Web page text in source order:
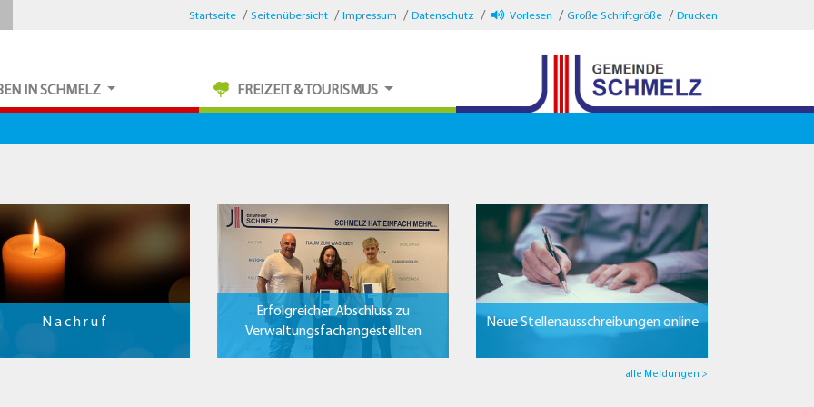
Startseite Seitenübersicht Impressum Datenschutz Vorlesen Große Schriftgröße Drucken
IN SCHMELZ FREIZEIT & TOURISMUS
N a c h r u f
Erfolgreicher Abschluss zu
Verwaltungsfachangestellten
Neue Stellenausschreibungen online
alle Meldungen >